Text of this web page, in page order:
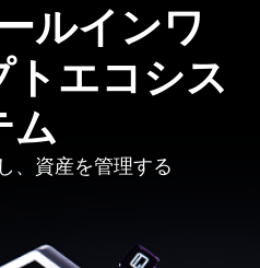
ルインワ
トエコシス
ム
、資産を管理する